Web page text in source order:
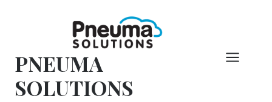
conteúdo
PNEUMA
SOLUTIONS